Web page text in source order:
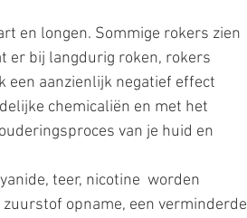
en longen. Sommige rokers zien
er bij langdurig roken, rokers
een aanzienlijk negatief effect
chemicaliën en met het
van je huid en
teer, nicotine  worden
opname, een verminderde